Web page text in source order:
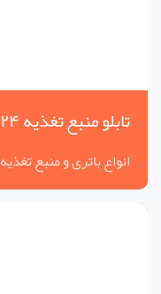
تابلو منبع تغذیه ۲۴ ولت ۱.۵ آمپر آپولو
انواع باتری و منبع تغذیه